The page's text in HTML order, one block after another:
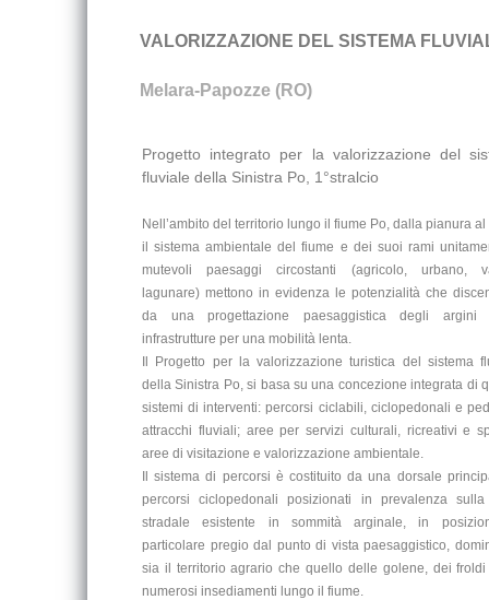
VALORIZZAZIONE DEL SISTEMA
Melara-Papozze (RO)
Progetto integrato per la valorizzazione del
fluviale della Sinistra Po, 1°stralcio
Nell’ambito del territorio lungo il fiume Po, dalla pianura al
il sistema ambientale del fiume e dei suoi rami
mutevoli paesaggi circostanti (agricolo, urbano,
lagunare) mettono in evidenza le potenzialità che
da una progettazione paesaggistica degli argini
infrastrutture per una mobilità lenta.
Il Progetto per la valorizzazione turistica del sistema
della Sinistra Po, si basa su una concezione integrata di
sistemi di interventi: percorsi ciclabili, ciclopedonali e
attracchi fluviali; aree per servizi culturali, ricreativi e
aree di visitazione e valorizzazione ambientale.
Il sistema di percorsi è costituito da una dorsale
percorsi ciclopedonali posizionati in prevalenza
stradale esistente in sommità arginale, in
particolare pregio dal punto di vista paesaggistico,
sia il territorio agrario che quello delle golene, dei
numerosi insediamenti lungo il fiume.